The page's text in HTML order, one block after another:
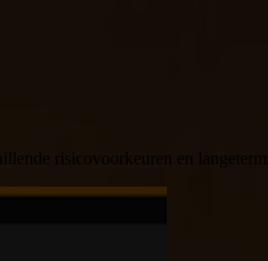
risicovoorkeuren en